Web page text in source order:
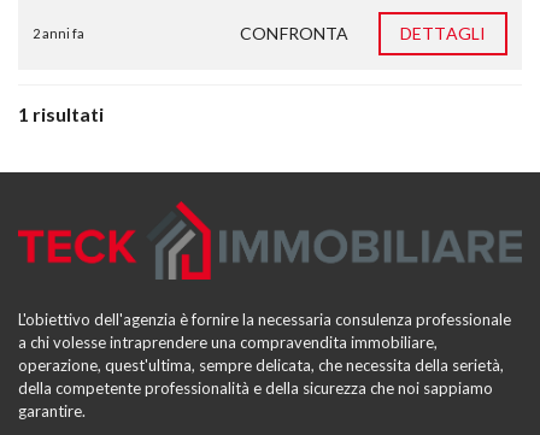
2 anni fa CONFRONTA DETTAGLI
1 risultati
L'obiettivo dell'agenzia è fornire la necessaria consulenza professionale
a chi volesse intraprendere una compravendita immobiliare,
operazione, quest'ultima, sempre delicata, che necessita della serietà,
della competente professionalità e della sicurezza che noi sappiamo
garantire.